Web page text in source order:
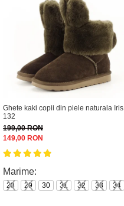
Ghete kaki copii din piele naturala Iris
132
199,00 RON
149,00 RON
Marime:
28 29 30 31 32 33 34